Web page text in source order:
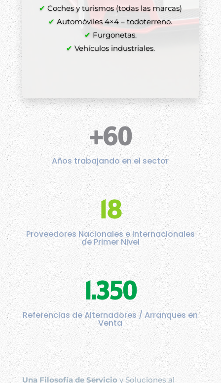
✔ Coches y turismos (todas las marcas)
✔ Automóviles 4×4 – todoterreno.
✔ Furgonetas.
✔ Vehículos industriales.
+60
Años trabajando en el sector
18
Proveedores Nacionales e Internacionales
de Primer Nivel
1.350
Referencias de Alternadores / Arranques en
Venta
Una Filosofía de Servicioy Soluciones al